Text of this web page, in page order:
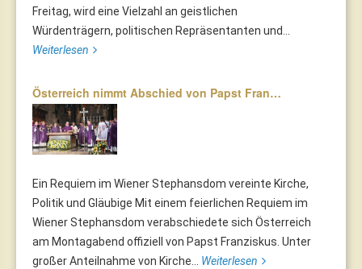
Freitag, wird eine Vielzahl an geistlichen
Würdenträgern, politischen Repräsentanten und...
Weiterlesen
Österreich nimmt Abschied von Papst Fran…
Ein Requiem im Wiener Stephansdom vereinte Kirche,
Politik und Gläubige Mit einem feierlichen Requiem im
Wiener Stephansdom verabschiedete sich Österreich
am Montagabend offiziell von Papst Franziskus. Unter
großer Anteilnahme von Kirche... Weiterlesen